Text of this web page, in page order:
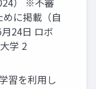
に掲載（自
24日 ロボ
学 2
習を利用し